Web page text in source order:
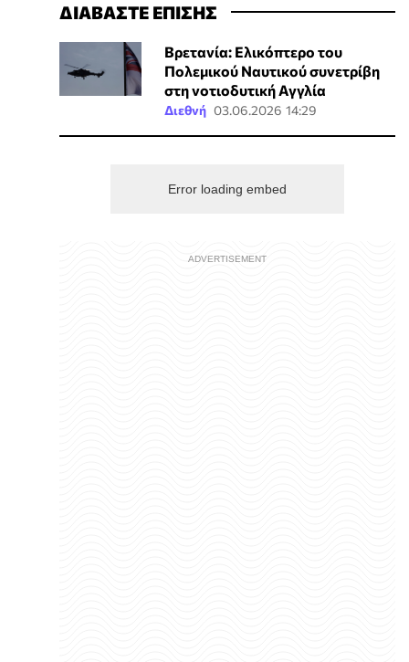
ΔΙΑΒΑΣΤΕ ΕΠΙΣΗΣ
Βρετανία: Ελικόπτερο του
Πολεμικού Ναυτικού συνετρίβη
στη νοτιοδυτική Αγγλία
Διεθνή 03.06.2026 14:29
Error loading embed